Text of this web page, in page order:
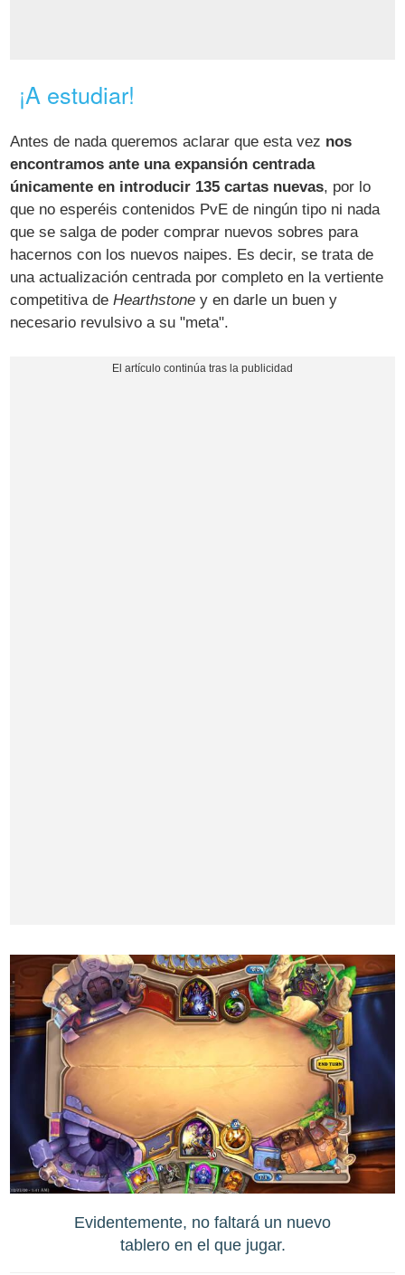
¡A estudiar!
Antes de nada queremos aclarar que esta vez nos
encontramos ante una expansión centrada
únicamente en introducir 135 cartas nuevas, por lo
que no esperéis contenidos PvE de ningún tipo ni nada
que se salga de poder comprar nuevos sobres para
hacernos con los nuevos naipes. Es decir, se trata de
una actualización centrada por completo en la vertiente
competitiva deHearthstone y en darle un buen y
necesario revulsivo a su "meta".
Evidentemente, no faltará un nuevo
tablero en el que jugar.